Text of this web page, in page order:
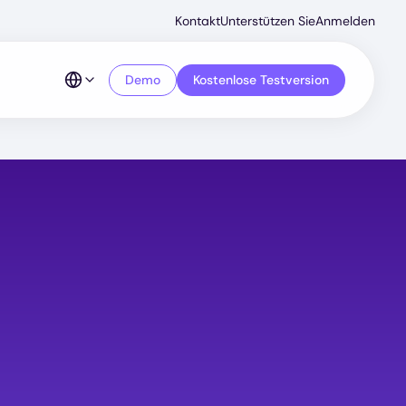
Menu
KontaktUnterstützen SieAnmelden
Demo Kostenlose Testversion